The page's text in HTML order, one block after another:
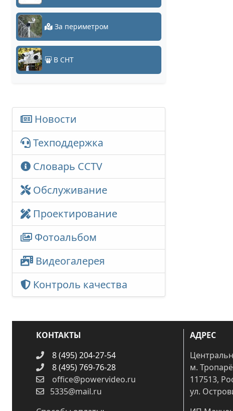
За периметром
В СНТ
Новости
Техподдержка
Словарь CCTV
Обслуживание
Проектирование
Фотоальбом
Видеогалерея
Контроль качества
КОНТАКТЫ
8 (495) 204-27-54
8 (495) 769-76-28
office@powervideo.ru
5335@mail.ru
АДРЕС
м.
117513,
ул.